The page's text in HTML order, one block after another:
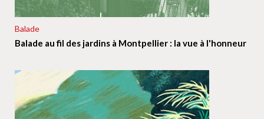
Balade
Balade au fil des jardins à Montpellier : la vue à l'honneur